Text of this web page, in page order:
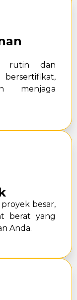
rutin dan
menjaga
besar,
berat yang
Anda.